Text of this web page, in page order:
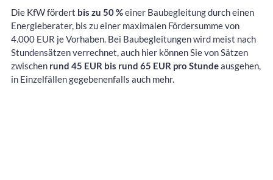
Die KfW fördert bis zu 50 %einer Baubegleitung durch einen
Energieberater, bis zu einer maximalen Fördersumme von
4.000 EUR je Vorhaben. Bei Baubegleitungen wird meist nach
Stundensätzen verrechnet, auch hier können Sie von Sätzen
zwischen rund 45 EUR bis rund 65 EUR pro Stundeausgehen,
in Einzelfällen gegebenenfalls auch mehr.